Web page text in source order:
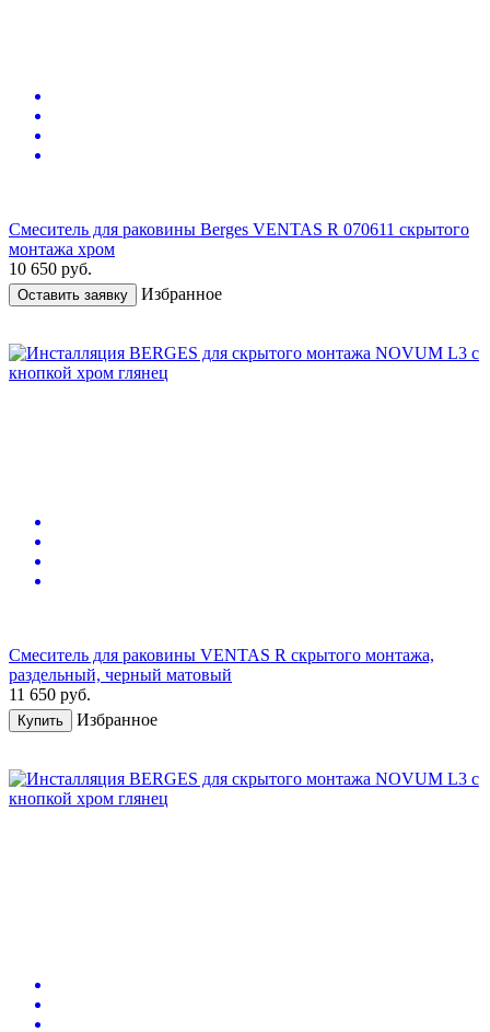
Смеситель для раковины Berges VENTAS R 070611 скрытого
монтажа хром
10 650 руб.
Оставить заявку Избранное
Смеситель для раковины VENTAS R скрытого монтажа,
раздельный, черный матовый
11 650 руб.
Купить Избранное